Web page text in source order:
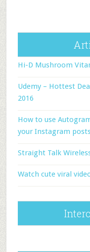
Hi-D Mushroom
Udemy – Hottest
2016
How to use
your Instagram
Straight Talk
Watch cute viral